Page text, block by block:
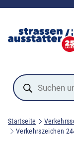
Products
search
Startseite
Verkehrszeichen